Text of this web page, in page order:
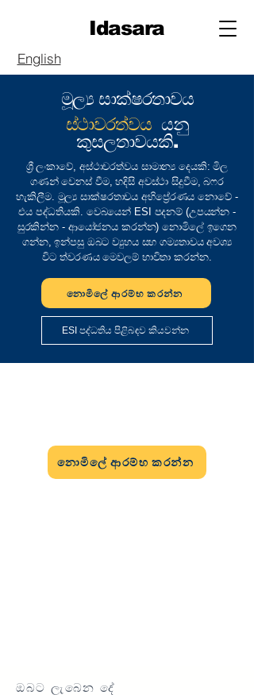
Idasara
English
මූල්‍ය සාක්ෂරතාවය
ස්ථාවරත්වය යනු
කුසලතාවයකි.
ශ්‍රී ලංකාවේ, අස්ථාවරත්වය සාමාන්‍ය දෙයකි: මිල
ගණන් වෙනස් වීම, හදිසි අවස්ථා සිදුවීම, බෆර
හැකිලීම. මූල්‍ය සාක්ෂරතාවය අභිප්‍රේරණය නොවේ -
එය පද්ධතියකි. වෙබයෙන් ESI පදනම් (උපයන්න -
සුරකින්න - ආයෝජනය කරන්න) නොමිලේ ඉගෙන
ගන්න, ඉන්පසු ඔබට ව්‍යුහය සහ ගම්‍යතාවය අවශ්‍ය
විට ත්වරණය මෙවලම් භාවිතා කරන්න.
නොමිලේ ආරම්භ කරන්න
ESI පද්ධතිය පිළිබඳව කියවන්න
නොමිලේ ආරම්භ කරන්න
ඔබට ලැබෙන දේ